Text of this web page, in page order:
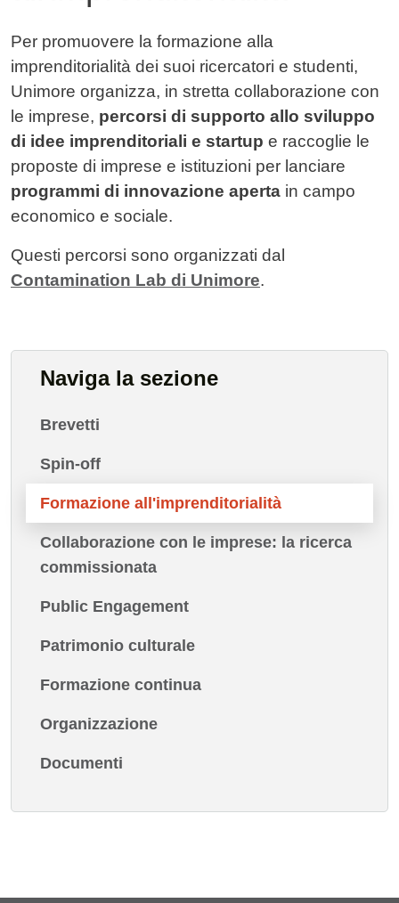
Contenuto
Per promuovere la formazione alla
imprenditorialità dei suoi ricercatori e studenti,
Unimore organizza, in stretta collaborazione con
le imprese, percorsi di supporto allo sviluppo
di idee imprenditoriali e startup e raccoglie le
proposte di imprese e istituzioni per lanciare
programmi di innovazione aperta in campo
economico e sociale.
Questi percorsi sono organizzati dal
Contamination Lab di Unimore.
Naviga la sezione
Brevetti
Spin-off
Formazione all'imprenditorialità
Collaborazione con le imprese: la ricerca
commissionata
Public Engagement
Patrimonio culturale
Formazione continua
Organizzazione
Documenti